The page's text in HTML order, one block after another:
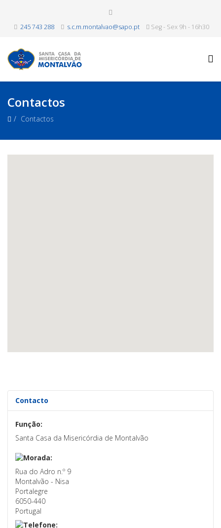
245 743 288 s.c.m.montalvao@sapo.pt Seg - Sex 9h - 16h30
Contactos
Contactos
Contacto
Função:
Santa Casa da Misericórdia de Montalvão
Rua do Adro n.º 9
Montalvão - Nisa
Portalegre
6050-440
Portugal